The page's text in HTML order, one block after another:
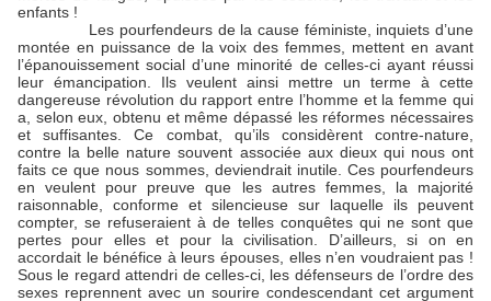
enfants !
Les pourfendeurs de la cause féministe, inquiets d’une
montée en puissance de la voix des femmes, mettent en avant
l’épanouissement social d’une minorité de celles-ci ayant réussi
leur émancipation. Ils veulent ainsi mettre un terme à cette
dangereuse révolution du rapport entre l’homme et la femme qui
a, selon eux, obtenu et même dépassé les réformes nécessaires
et suffisantes. Ce combat, qu’ils considèrent contre-nature,
contre la belle nature souvent associée aux dieux qui nous ont
faits ce que nous sommes, deviendrait inutile. Ces pourfendeurs
en veulent pour preuve que les autres femmes, la majorité
raisonnable, conforme et silencieuse sur laquelle ils peuvent
compter, se refuseraient à de telles conquêtes qui ne sont que
pertes pour elles et pour la civilisation. D’ailleurs, si on en
accordait le bénéfice à leurs épouses, elles n’en voudraient pas !
Sous le regard attendri de celles-ci, les défenseurs de l’ordre des
sexes reprennent avec un sourire condescendant cet argument